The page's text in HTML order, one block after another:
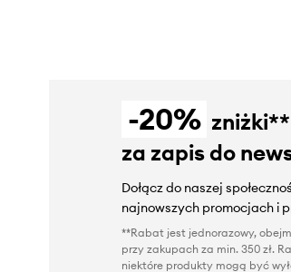
-20%
za zapis do
Dołącz do naszej
najnowszych promocjach i
**Rabat jest jednorazowy,
przy zakupach za min. 350 zł.
niektóre produkty mogą być